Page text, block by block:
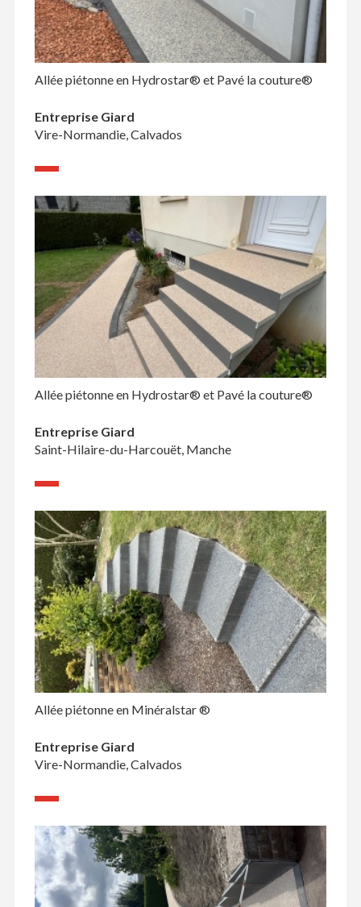
Allée piétonne en Hydrostar® et Pavé la couture®
Entreprise Giard
Vire-Normandie, Calvados
Allée piétonne en Hydrostar® et Pavé la couture®
Entreprise Giard
Saint-Hilaire-du-Harcouët, Manche
Allée piétonne en Minéralstar ®
Entreprise Giard
Vire-Normandie, Calvados